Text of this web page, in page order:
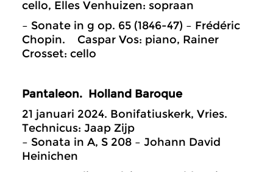
cello, Elles Venhuizen: sopraan
– Sonate in g op. 65 (1846-47) – Frédéric
Chopin. Caspar Vos: piano, Rainer
Crosset: cello
Pantaleon. Holland Baroque
21 januari 2024. Bonifatiuskerk, Vries.
Technicus: Jaap Zijp
– Sonata in A, S 208 – Johann David
Heinichen